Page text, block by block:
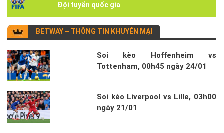
Đội tuyển quốc gia
BETWAY – THÔNG TIN KHUYẾN MẠI
Soi kèo Hoffenheim vs
Tottenham, 00h45 ngày 24/01
Soi kèo Liverpool vs Lille, 03h00
ngày 21/01